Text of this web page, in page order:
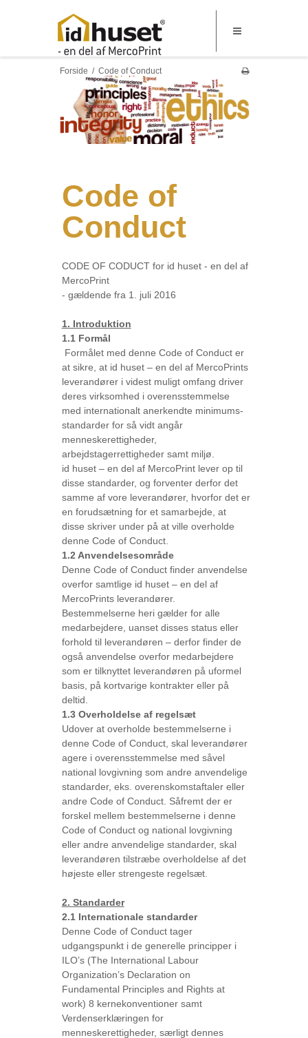
Forside / Code of Conduct
Code of
Conduct
CODE OF CODUCT for id huset - en del af
MercoPrint
- gældende fra 1. juli 2016
1. Introduktion
1.1 Formål
Formålet med denne Code of Conduct er
at sikre, at id huset – en del af MercoPrints
leverandører i videst muligt omfang driver
deres virksomhed i overensstemmelse
med internationalt anerkendte minimums-
standarder for så vidt angår
menneskerettigheder,
arbejdstagerrettigheder samt miljø.
id huset – en del af MercoPrint lever op til
disse standarder, og forventer derfor det
samme af vore leverandører, hvorfor det er
en forudsætning for et samarbejde, at
disse skriver under på at ville overholde
denne Code of Conduct.
1.2 Anvendelsesområde
Denne Code of Conduct finder anvendelse
overfor samtlige id huset – en del af
MercoPrints leverandører.
Bestemmelserne heri gælder for alle
medarbejdere, uanset disses status eller
forhold til leverandøren – derfor finder de
også anvendelse overfor medarbejdere
som er tilknyttet leverandøren på uformel
basis, på kortvarige kontrakter eller på
deltid.
1.3 Overholdelse af regelsæt
Udover at overholde bestemmelserne i
denne Code of Conduct, skal leverandører
agere i overensstemmelse med såvel
national lovgivning som andre anvendelige
standarder, eks. overenskomstaftaler eller
andre Code of Conduct. Såfremt der er
forskel mellem bestemmelserne i denne
Code of Conduct og national lovgivning
eller andre anvendelige standarder, skal
leverandøren tilstræbe overholdelse af det
højeste eller strengeste regelsæt.
2. Standarder
2.1 Internationale standarder
Denne Code of Conduct tager
udgangspunkt i de generelle principper i
ILO’s (The International Labour
Organization’s Declaration on
Fundamental Principles and Rights at
work) 8 kernekonventioner samt
Verdenserklæringen for
menneskerettigheder, særligt dennes